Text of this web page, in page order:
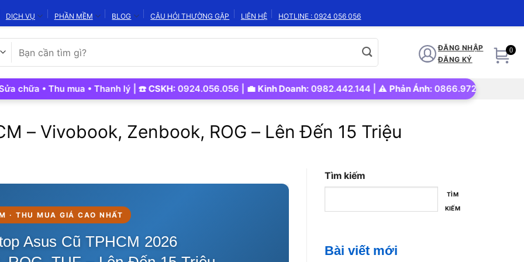
DỊCH VỤ PHẦN MỀM BLOG CÂU HỎI THƯỜNG GẶP LIÊN HỆ HOTLINE : 0924 056 056
kiếm:
ĐĂNG NHẬP
ĐĂNG KÝ
0
• Thu mua • Thanh lý | ☎️CSKH:0924.056.056 | 💼Kinh Doanh:0982.442.144 | ⚠️Phản Ánh:0866.972.562 | 🚀
– Vivobook, Zenbook, ROG – Lên Đến 15 Triệu
· THU MUA GIÁ CAO NHẤT
Asus Cũ TPHCM 2026
Tìm kiếm
TÌM
KIẾM
Bài viết mới